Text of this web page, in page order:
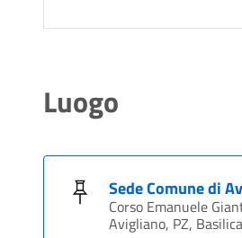
Luogo
Sede Comune di
Corso Emanuele
Avigliano, PZ,